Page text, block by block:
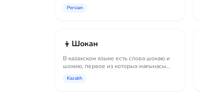
Persian
👦 Шокан
В казахском языке есть слова шокаю и
шокию, первое из которых мағынасы
Kazakh